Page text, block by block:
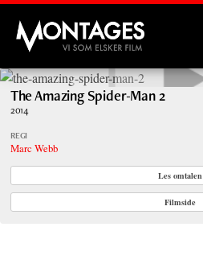
Montages
The Amazing Spider-Man 2
2014
REGI
Marc Webb
Les omtalen
Filmside